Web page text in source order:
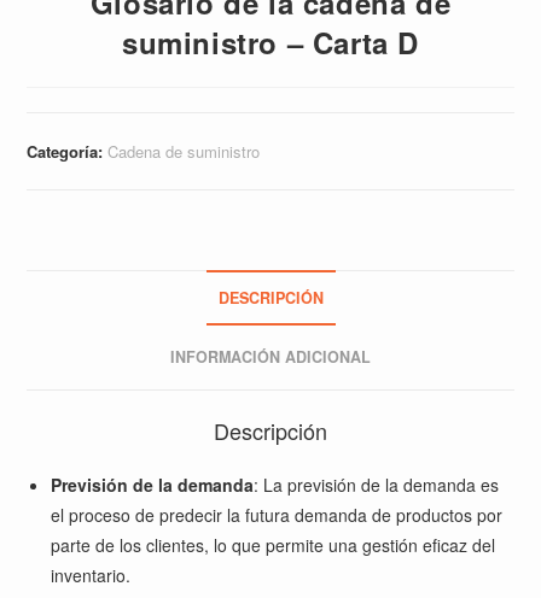
suministro – Carta D
Categoría:Cadena de suministro
DESCRIPCIÓN
INFORMACIÓN ADICIONAL
Descripción
Previsión de la demanda: La previsión de la demanda es
el proceso de predecir la futura demanda de productos por
parte de los clientes, lo que permite una gestión eficaz del
inventario.